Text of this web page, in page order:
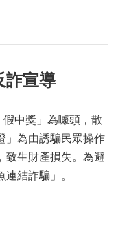
詐宣導
中獎」為噱頭，散
」為由誘騙民眾操作
致生財產損失。為避
結詐騙」。